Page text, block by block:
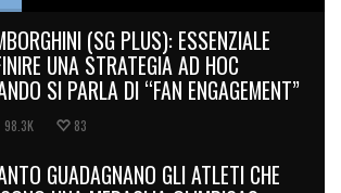
(SG PLUS): ESSENZIALE
UNA STRATEGIA AD HOC
SI PARLA DI “FAN ENGAGEMENT”
98.3K 83
GUADAGNANO GLI ATLETI CHE